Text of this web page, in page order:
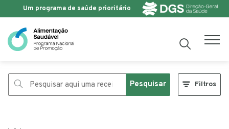
Saltar para o conteúdo
Um programa de saúde prioritário
Pesquisar Filtros